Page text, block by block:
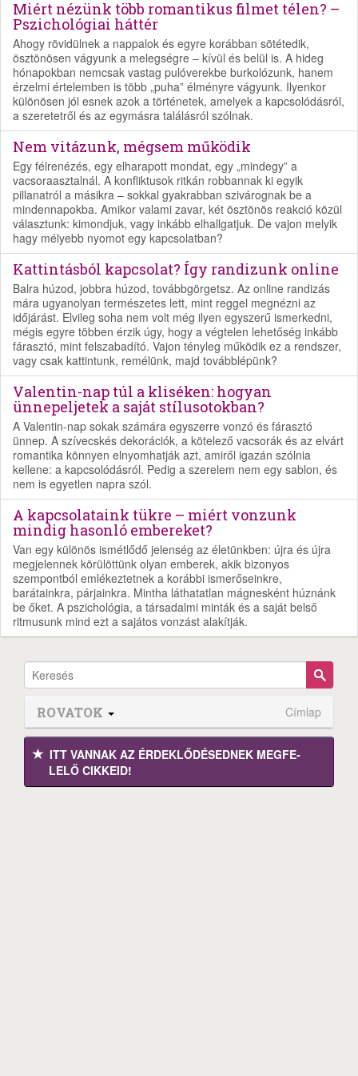
Miért nézünk több romantikus filmet télen? –
Pszichológiai háttér
Ahogy rövidülnek a nappalok és egyre korábban sötétedik,
ösztönösen vágyunk a melegségre – kívül és belül is. A hideg
hónapokban nemcsak vastag pulóverekbe burkolózunk, hanem
érzelmi értelemben is több „puha” élményre vágyunk. Ilyenkor
különösen jól esnek azok a történetek, amelyek a kapcsolódásról,
a szeretetről és az egymásra találásról szólnak.
Nem vitázunk, mégsem működik
Egy félrenézés, egy elharapott mondat, egy „mindegy” a
vacsoraasztalnál. A konfliktusok ritkán robbannak ki egyik
pillanatról a másikra – sokkal gyakrabban szivárognak be a
mindennapokba. Amikor valami zavar, két ösztönös reakció közül
választunk: kimondjuk, vagy inkább elhallgatjuk. De vajon melyik
hagy mélyebb nyomot egy kapcsolatban?
Kattintásból kapcsolat? Így randizunk online
Balra húzod, jobbra húzod, továbbgörgetsz. Az online randizás
mára ugyanolyan természetes lett, mint reggel megnézni az
időjárást. Elvileg soha nem volt még ilyen egyszerű ismerkedni,
mégis egyre többen érzik úgy, hogy a végtelen lehetőség inkább
fárasztó, mint felszabadító. Vajon tényleg működik ez a rendszer,
vagy csak kattintunk, remélünk, majd továbblépünk?
Valentin-nap túl a kliséken: hogyan
ünnepeljetek a saját stílusotokban?
A Valentin-nap sokak számára egyszerre vonzó és fárasztó
ünnep. A szívecskés dekorációk, a kötelező vacsorák és az elvárt
romantika könnyen elnyomhatják azt, amiről igazán szólnia
kellene: a kapcsolódásról. Pedig a szerelem nem egy sablon, és
nem is egyetlen napra szól.
A kapcsolataink tükre – miért vonzunk
mindig hasonló embereket?
Van egy különös ismétlődő jelenség az életünkben: újra és újra
megjelennek körülöttünk olyan emberek, akik bizonyos
szempontból emlékeztetnek a korábbi ismerőseinkre,
barátainkra, párjainkra. Mintha láthatatlan mágnesként húznánk
be őket. A pszichológia, a társadalmi minták és a saját belső
ritmusunk mind ezt a sajátos vonzást alakítják.
ROVATOK Címlap
ITT VANNAK AZ ÉRDEK­LŐDÉ­SEDNEK MEGFE­
LELŐ CIKKEID!